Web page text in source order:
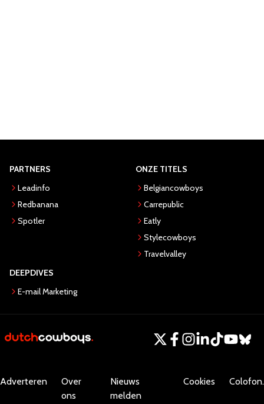
PARTNERS
Leadinfo
Redbanana
Spotler
ONZE TITELS
Belgiancowboys
Carrepublic
Eatly
Stylecowboys
Travelvalley
DEEPDIVES
E-mail Marketing
Adverteren
Over
ons
Nieuws
melden
Cookies Colofon.